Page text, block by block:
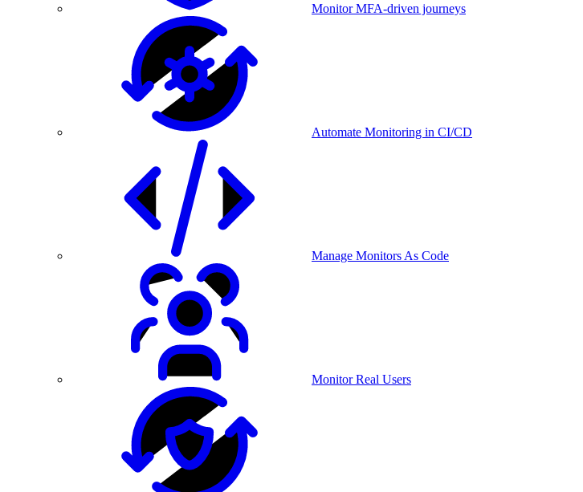
Monitor MFA-driven journeys
Automate Monitoring in CI/CD
Manage Monitors As Code
Monitor Real Users